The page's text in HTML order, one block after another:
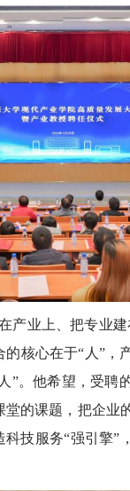
产业上、把专业
核心在于“人”
”。他希望，受聘
的课题，把企业
技服务“强引擎”